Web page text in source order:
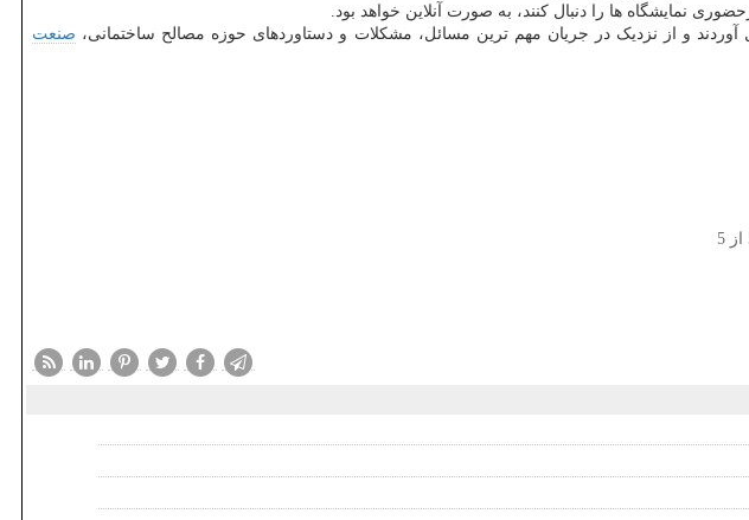
نمایشگاه ها را دنبال کنند، به صورت آنلاین خواهد بود.
و از نزدیک در جریان مهم ترین مسائل، مشکلات و دستاوردهای حوزه مصالح ساختمانی، صنعت
از 5